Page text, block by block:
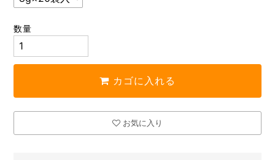
数量
カゴに入れる
お気に入り